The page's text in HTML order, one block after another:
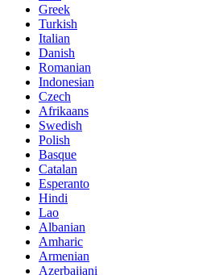
Greek
Turkish
Italian
Danish
Romanian
Indonesian
Czech
Afrikaans
Swedish
Polish
Basque
Catalan
Esperanto
Hindi
Lao
Albanian
Amharic
Armenian
Azerbaijani